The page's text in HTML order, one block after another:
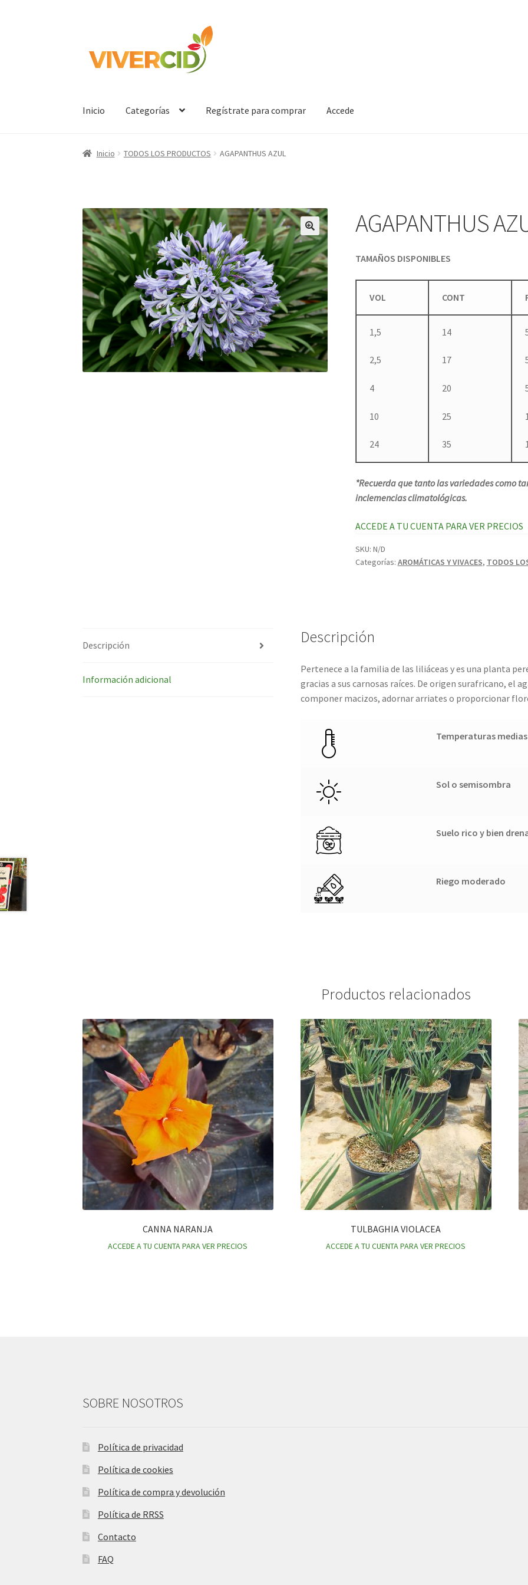
contenido
Inicio Categorías Regístrate para comprar Accede
Inicio TODOS LOS PRODUCTOS AGAPANTHUS AZUL
AGAPANTHUS
TAMAÑOS DISPONIBLES
VOL CONT
1,5
2,5
4
10
24
14
17
20
25
35
*Recuerda que tanto las variedades como
inclemencias climatológicas.
ACCEDE A TU CUENTA PARA VER PRECIOS
SKU: N/D
Categorías: AROMÁTICAS Y VIVACES, TODOS
Descripción
Información adicional
Descripción
Pertenece a la familia de las liliáceas y es una planta
gracias a sus carnosas raíces. De origen surafricano, el
componer macizos, adornar arriates o proporcionar
Temperaturas medias
Sol o semisombra
Suelo rico y bien
Riego moderado
Productos relacionados
CANNA NARANJA
ACCEDE A TU CUENTA PARA VER PRECIOS
TULBAGHIA VIOLACEA
ACCEDE A TU CUENTA PARA VER PRECIOS
SOBRE NOSOTROS
Política de privacidad
Política de cookies
Política de compra y devolución
Política de RRSS
Contacto
FAQ